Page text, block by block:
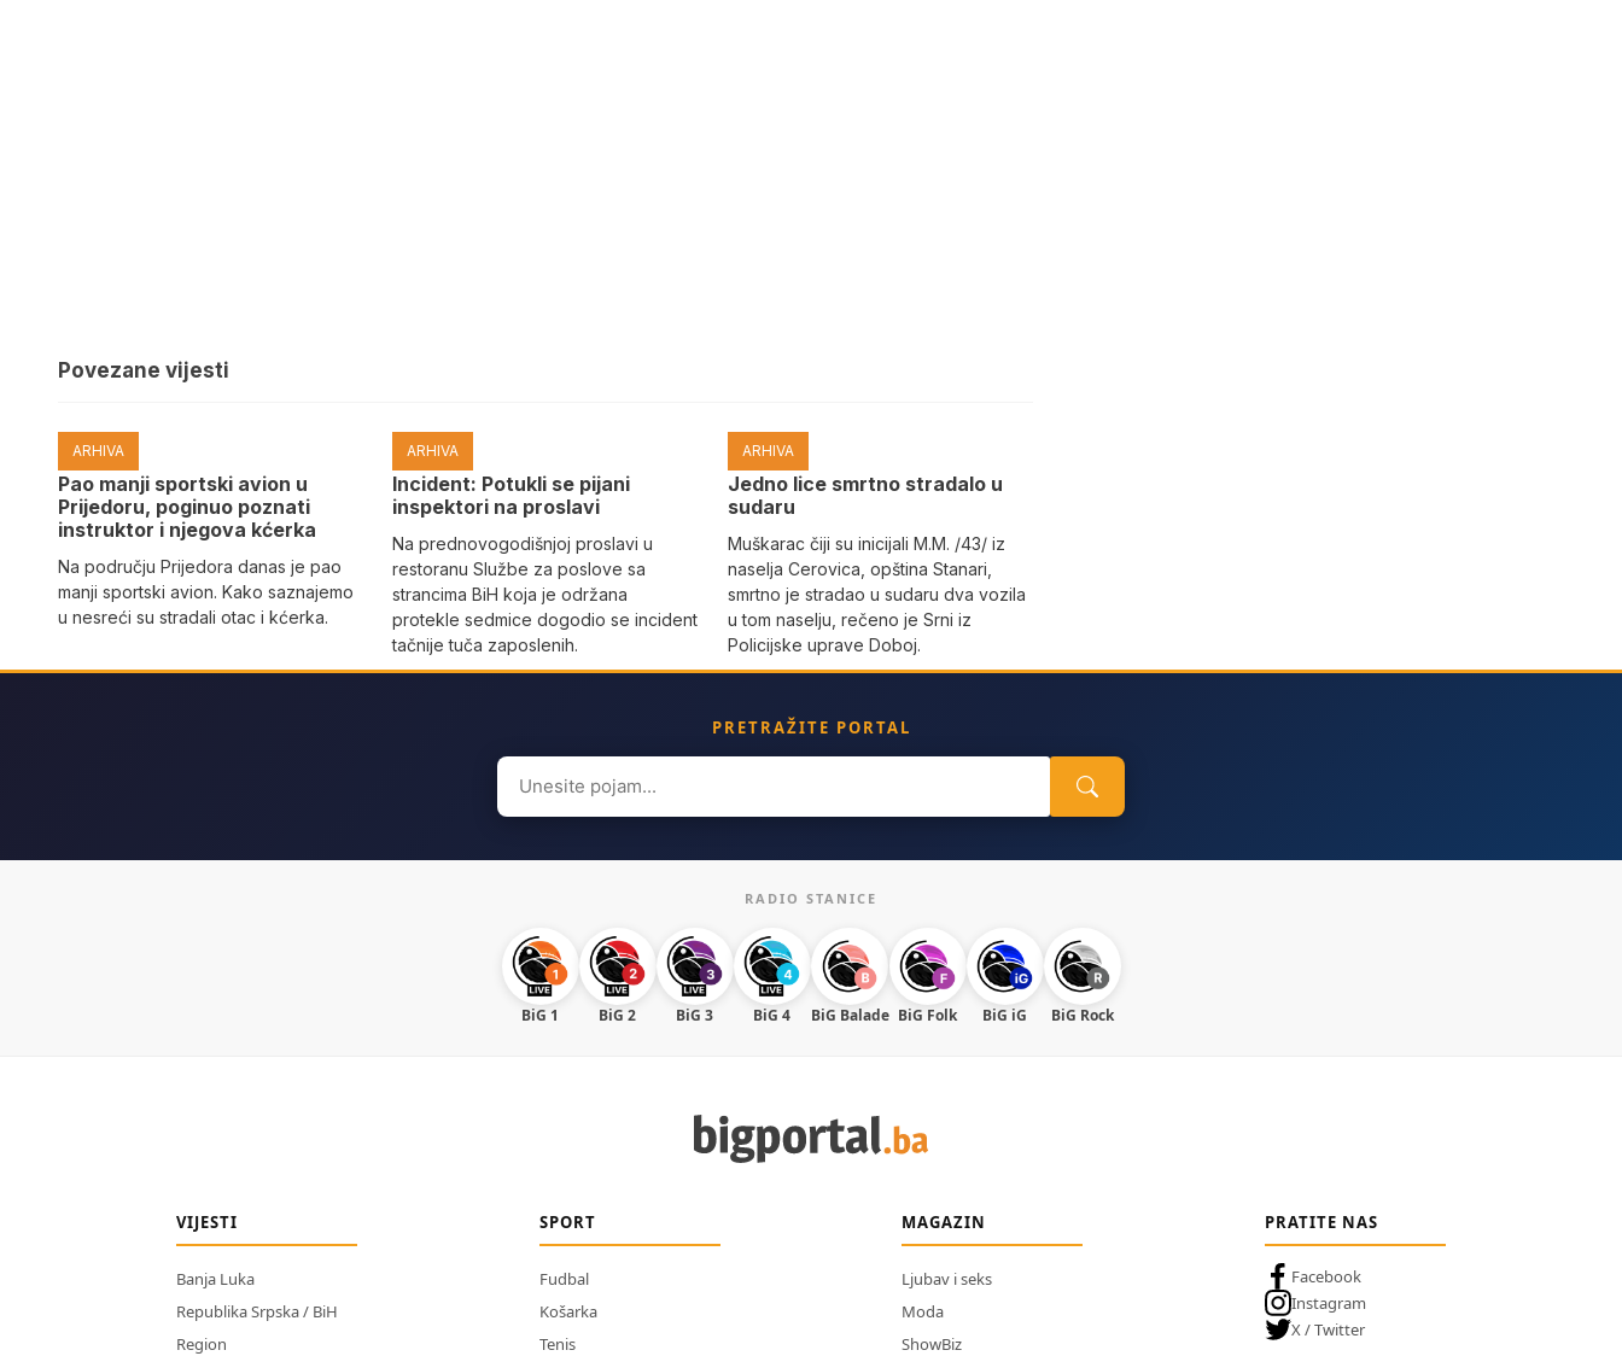
Povezane vijesti
ARHIVA
Pao manji sportski avion u
Prijedoru, poginuo poznati
instruktor i njegova kćerka
Na području Prijedora danas je pao
manji sportski avion. Kako saznajemo
u nesreći su stradali otac i kćerka.
ARHIVA
Incident: Potukli se pijani
inspektori na proslavi
Na prednovogodišnjoj proslavi u
restoranu Službe za poslove sa
strancima BiH koja je održana
protekle sedmice dogodio se incident
tačnije tuča zaposlenih.
ARHIVA
Јedno lice smrtno stradalo u
sudaru
Muškarac čiji su inicijali M.M. /43/ iz
naselja Cerovica, opština Stanari,
smrtno je stradao u sudaru dva vozila
u tom naselju, rečeno je Srni iz
Policijske uprave Doboj.
PRETRAŽITE PORTAL
Search
for:
RADIO STANICE
BiG 1 BiG 2 BiG 3 BiG 4 BiG Balade BiG Folk BiG iG BiG Rock
VIJESTI
Banja Luka
Republika Srpska / BiH
Region
SPORT
Fudbal
Košarka
Tenis
MAGAZIN
Ljubav i seks
Moda
ShowBiz
PRATITE NAS
Facebook
Instagram
X / Twitter